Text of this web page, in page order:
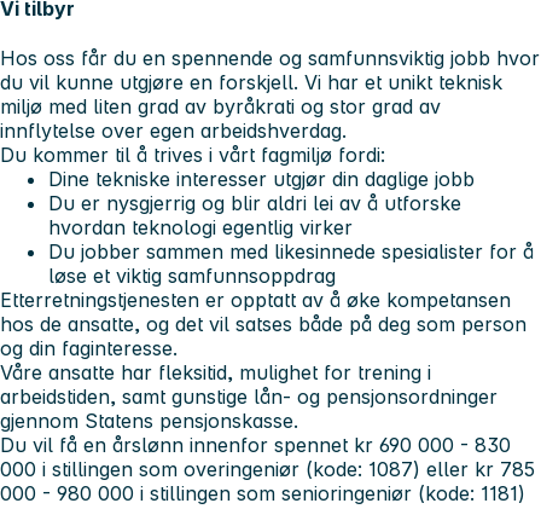
Vi tilbyr
Hos oss får du en spennende og samfunnsviktig jobb hvor
du vil kunne utgjøre en forskjell. Vi har et unikt teknisk
miljø med liten grad av byråkrati og stor grad av
innflytelse over egen arbeidshverdag.
Du kommer til å trives i vårt fagmiljø fordi:
Dine tekniske interesser utgjør din daglige jobb
Du er nysgjerrig og blir aldri lei av å utforske
hvordan teknologi egentlig virker
Du jobber sammen med likesinnede spesialister for å
løse et viktig samfunnsoppdrag
Etterretningstjenesten er opptatt av å øke kompetansen
hos de ansatte, og det vil satses både på deg som person
og din faginteresse.
Våre ansatte har fleksitid, mulighet for trening i
arbeidstiden, samt gunstige lån- og pensjonsordninger
gjennom Statens pensjonskasse.
Du vil få en årslønn innenfor spennet kr 690 000 - 830
000 i stillingen som overingeniør (kode: 1087) eller kr 785
000 - 980 000 i stillingen som senioringeniør (kode: 1181)